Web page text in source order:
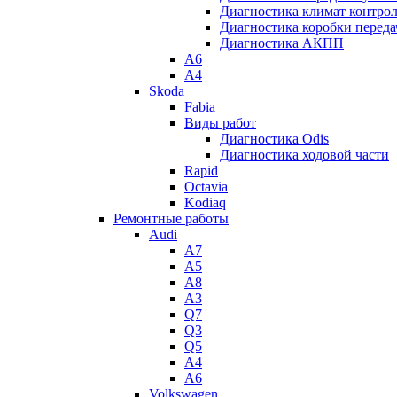
Диагностика климат
Диагностика коробки
Диагностика АКПП
A6
A4
Skoda
Fabia
Виды работ
Диагностика Odis
Диагностика ходовой части
Rapid
Octavia
Kodiaq
Ремонтные работы
Audi
A7
A5
A8
A3
Q7
Q3
Q5
A4
A6